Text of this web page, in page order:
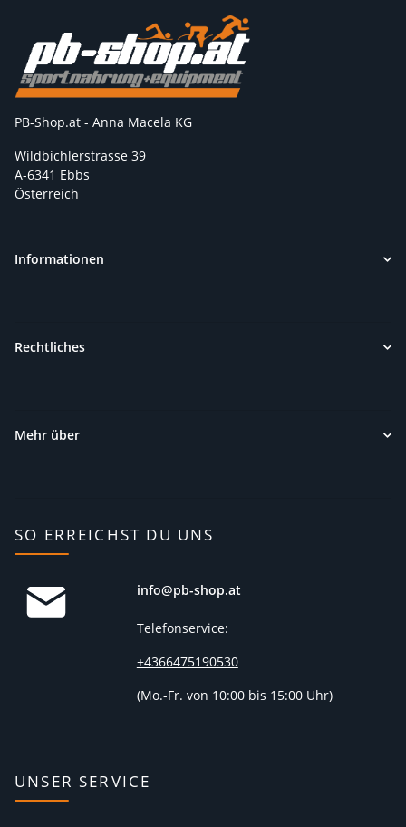
PB-Shop.at - Anna Macela KG
Wildbichlerstrasse 39
A-6341 Ebbs
Österreich
Informationen
Rechtliches
Mehr über
SO ERREICHST DU UNS
info@pb-shop.at
Telefonservice:
+4366475190530
(Mo.-Fr. von 10:00 bis 15:00 Uhr)
UNSER SERVICE